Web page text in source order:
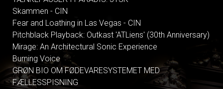
Skammen - CIN
Fear and Loathing in Las Vegas - CIN
Pitchblack Playback: Outkast 'ATLiens' (30th Anniversary)
Mirage: An Architectural Sonic Experience
Burning Voice
GRØN BIO OM FØDEVARESYSTEMET MED
FÆLLESSPISNING